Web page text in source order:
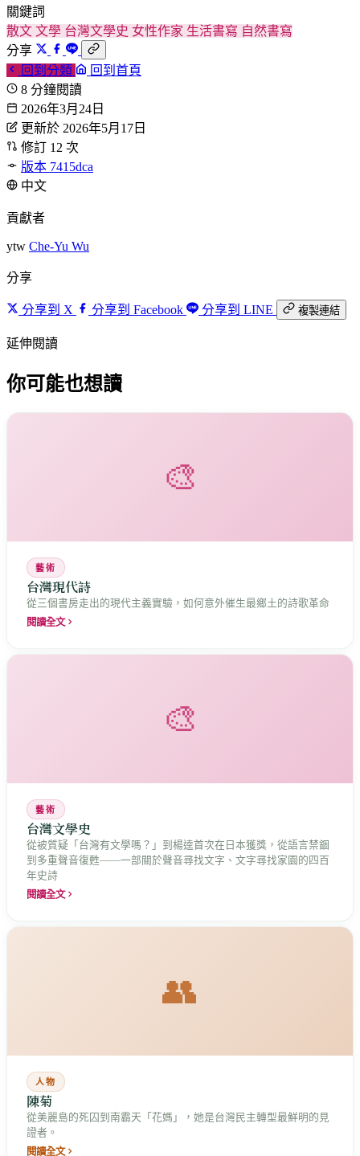
關鍵詞
散文 文學 台灣文學史 女性作家 生活書寫 自然書寫
分享
回到分類
回到首頁
8 分鐘閱讀
2026年3月24日
更新於 2026年5月17日
修訂 12 次
版本 7415dca
中文
貢獻者
ytw Che-Yu Wu
分享
分享到 X 分享到 Facebook 分享到 LINE 複製連結
延伸閱讀
你可能也想讀
🎨
藝術
台灣現代詩
從三個書房走出的現代主義實驗，如何意外催生最鄉土的詩歌革命
閱讀全文
🎨
藝術
台灣文學史
從被質疑「台灣有文學嗎？」到楊逵首次在日本獲獎，從語言禁錮
到多重聲音復甦——一部關於聲音尋找文字、文字尋找家園的四百
年史詩
閱讀全文
👥
人物
陳菊
從美麗島的死囚到南霸天「花媽」，她是台灣民主轉型最鮮明的見
證者。
閱讀全文